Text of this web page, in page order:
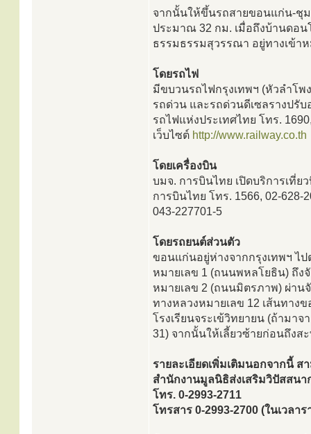
จากนั้นให้ขึ้นรถสายขอนแก่น-ชุม
ประมาณ 32 กม. เมื่อถึงบ้านดอ
ธรรมธรรมสุวรรณา อยู่ทางเข้า
โดยรถไฟ
มีขบวนรถไฟกรุงเทพฯ (หัวลำโ
รถด่วน และรถด่วนดีเซลรางปรั
รถไฟแห่งประเทศไทย โทร.
เว็บไซต์ http://www.railway.co.th
โดยเครื่องบิน
บมจ. การบินไทย เปิดบริการเที่
การบินไทย โทร. 1566, 02-628-
043-227701-5
โดยรถยนต์ส่วนตัว
ขอนแก่นอยู่ห่างจากกรุงเทพฯ ไ
หมายเลข 1 (ถนนพหลโยธิน) ถึง
หมายเลข 2 (ถนนมิตรภาพ) ผ่าน
ทางหลวงหมายเลข 12 เส้นทาง
โรงเรียนจระเข้วิทยายน (ถ้ามา
31) จากนั้นให้เลี้ยวซ้ายก่อนถึงส
รายละเอียดเพิ่มเติมนอกจากนี้ ส
สำนักงานมูลนิธิส่งเสริมวิปัสสน
โทร. 0-2993-2711
โทรสาร 0-2993-2700 (ในเวลา